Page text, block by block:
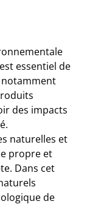
essentiel de
notamment
des impacts
naturelles et
propre et
Dans cet
de